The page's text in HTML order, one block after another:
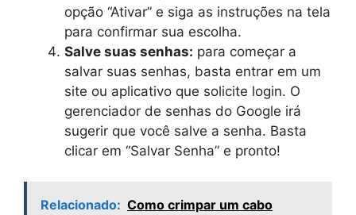
opção “Ativar” e siga as instruções na tela
para confirmar sua escolha.
Salve suas senhas: para começar a
salvar suas senhas, basta entrar em um
site ou aplicativo que solicite login. O
gerenciador de senhas do Google irá
sugerir que você salve a senha. Basta
clicar em “Salvar Senha” e pronto!
Relacionado: Como crimpar um cabo